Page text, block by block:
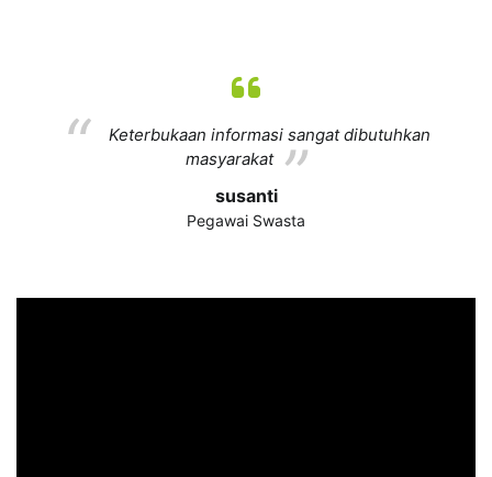
Keterbukaan informasi sangat dibutuhkan
masyarakat
susanti
Pegawai Swasta